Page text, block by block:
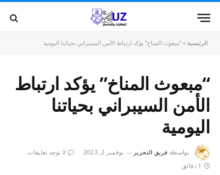
الرئيسية »“مبعوث المناخ” يؤكد ارتباط الأمن السيبراني بحياتنا اليومية
“مبعوث المناخ” يؤكد ارتباط
الأمن السيبراني بحياتنا
اليومية
بواسطة فريق التحرير نوفمبر 2, 2023
لا توجد تعليقات
1 دقائق